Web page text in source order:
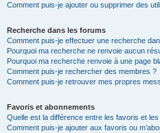
Comment puis-je ajouter ou supprimer des
Recherche dans les forums
Comment puis-je effectuer une recherche
Pourquoi ma recherche ne renvoie aucun
Pourquoi ma recherche renvoie à une page
Comment puis-je rechercher des membres ?
Comment puis-je retrouver mes propres
Favoris et abonnements
Quelle est la différence entre les favoris et
Comment puis-je ajouter aux favoris ou